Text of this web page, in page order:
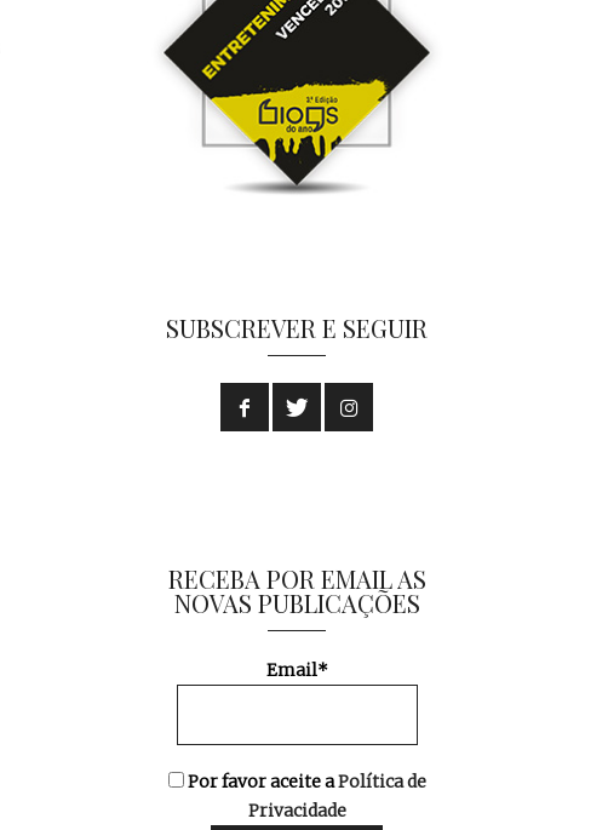
SUBSCREVER E SEGUIR
RECEBA POR EMAIL AS
NOVAS PUBLICAÇÕES
Email*
Por favor aceite aPolítica de
Privacidade